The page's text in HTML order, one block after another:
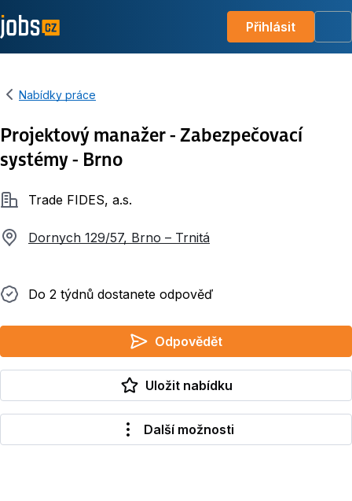
Přihlásit
Nabídky práce
Projektový manažer - Zabezpečovací
systémy - Brno
SpolečnostTrade FIDES, a.s.
Dornych 129/57, Brno – Trnitá
Do 2 týdnů dostanete odpověď
Do 2 týdnů dostanete odpověď
Odpovědět
Uložit nabídku
Další možnosti